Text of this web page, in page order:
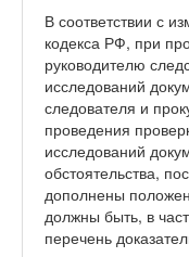
В соответствии с
кодекса РФ, при
руководителю
исследований
следователя и
проведения
исследований
обстоятельства,
дополнены
должны быть, в
перечень